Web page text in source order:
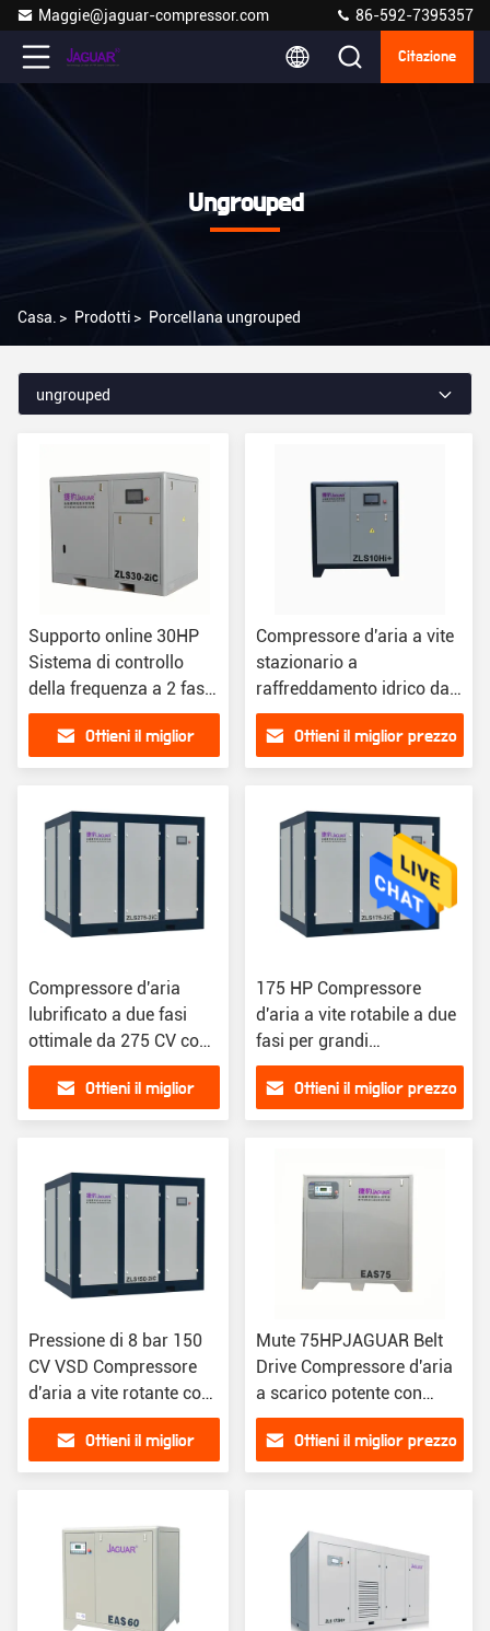
Maggie@jaguar-compressor.com 86-592-7395357
Citazione
Ungrouped
Casa. > Prodotti > Porcellana ungrouped
ungrouped
Supporto online 30HP
Sistema di controllo
della frequenza a 2 fasi
Compressore d'aria a
vite rotante per alimenti
e bevande
Ottieni il miglior
Compressore d'aria a vite
stazionario a
raffreddamento idrico da
10 CV JAGUAR con
capacità d'aria di 1,6
m3/min
Ottieni il miglior prezzo
Compressore d'aria
lubrificato a due fasi
ottimale da 275 CV con
scarico elevato e
pressione di 8 bar
Ottieni il miglior
175 HP Compressore
d'aria a vite rotabile a due
fasi per grandi
applicazioni
Ottieni il miglior prezzo
Pressione di 8 bar 150
CV VSD Compressore
d'aria a vite rotante con
sistema di scarico
avanzatoOttieni il miglior
Mute 75HPJAGUAR Belt
Drive Compressore d'aria
a scarico potente con
fonte di alimentazione AC
Ottieni il miglior prezzo